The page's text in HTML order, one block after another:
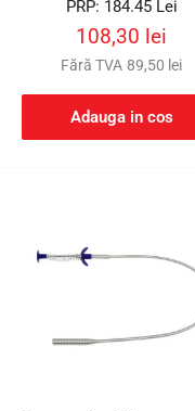
Preț
PRP: 184.45 Lei
Preț
redus
108,30 lei
Fără TVA 89,50 lei
Adauga in cos